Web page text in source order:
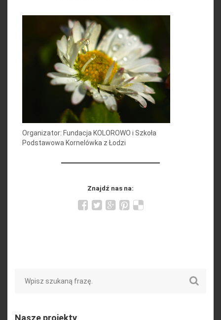
Organizator: Fundacja KOLOROWO i Szkoła
Podstawowa Kornelówka z Łodzi
Znajdź nas na:
Nasze projekty